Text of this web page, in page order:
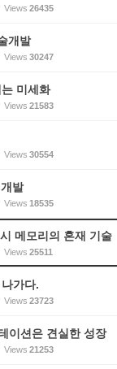
Views 26435
개발
Views 30247
미세화
Views 21583
Views 30554
발
Views 18535
메모리의 혼재 기술
Views 25511
가다.
Views 23723
이션은 견실한 성장
Views 21253